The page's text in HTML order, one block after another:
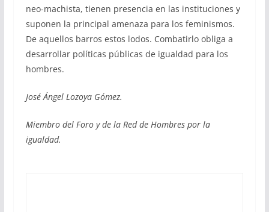
neo-machista, tienen presencia en las instituciones y
suponen la principal amenaza para los feminismos.
De aquellos barros estos lodos. Combatirlo obliga a
desarrollar políticas públicas de igualdad para los
hombres.
José Ángel Lozoya Gómez.
Miembro del Foro y de la Red de Hombres por la
igualdad.